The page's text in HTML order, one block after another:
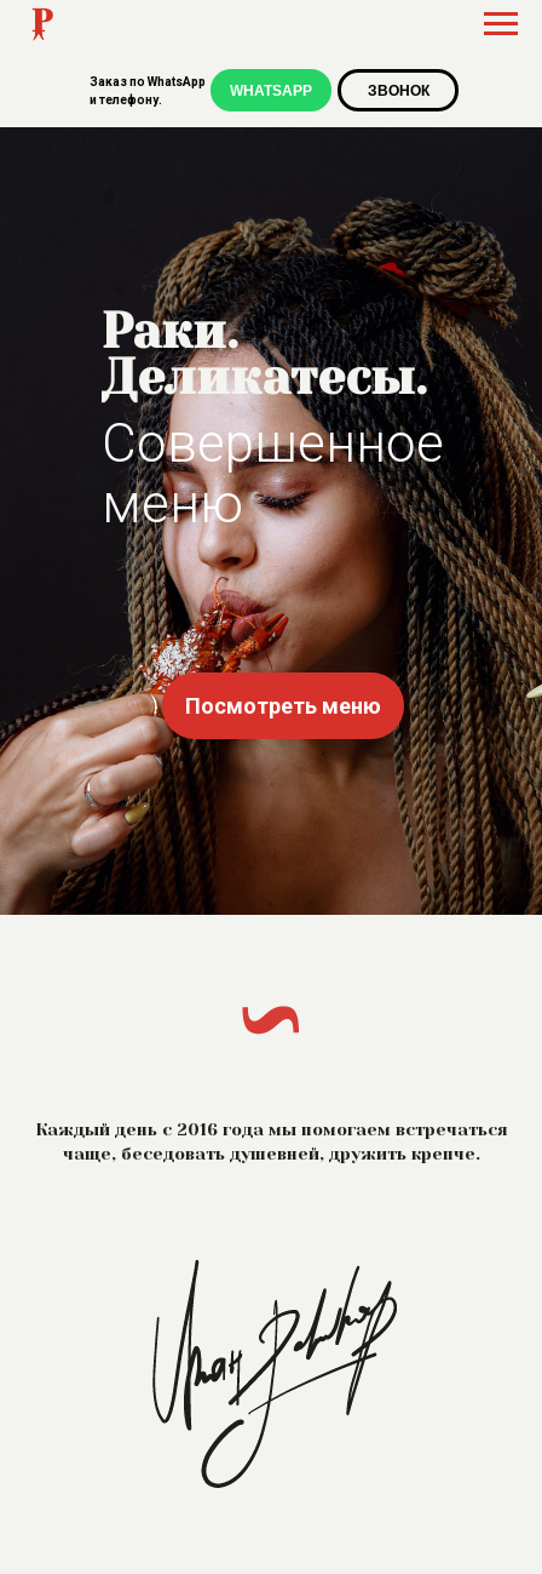
WHATSAPP ЗВОНОК
Заказ по WhatsApp
и телефону.
Раки.
Деликатесы.
Совершенное
менюдля себ
Посмотреть меню
Каждый день с 2016 года мы помогаем встречаться
чаще, беседовать душевней, дружить крепче.